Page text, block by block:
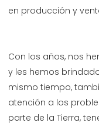
Con los años, nos
y les hemos
mismo tiempo,
atención a los
parte de la Tierra,